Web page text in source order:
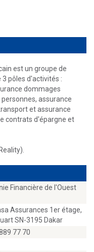
est un groupe de
pôles d'activités :
dommages
assurance
et assurance
contrats d'épargne et
Financière de l'Ouest
Assurances 1er étage,
SN-3195 Dakar
77 70